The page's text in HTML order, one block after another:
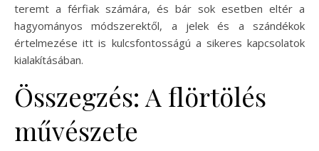
teremt a férfiak számára, és bár sok esetben eltér a
hagyományos módszerektől, a jelek és a szándékok
értelmezése itt is kulcsfontosságú a sikeres kapcsolatok
kialakításában.
Összegzés: A flörtölés
művészete